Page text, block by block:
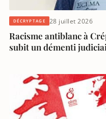
DÉCRYPTAGE 28 juillet 2026
Racisme antiblanc à
subit un démenti